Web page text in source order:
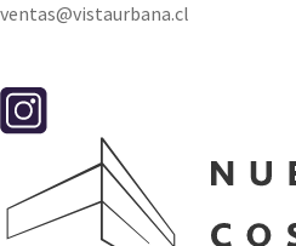
ventas@vistaurbana.cl